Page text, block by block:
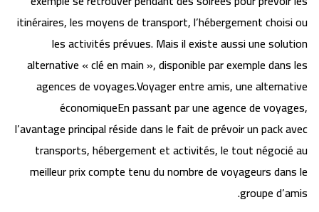
itinéraires, les moyens de transport, l’hébergement choisi ou
les activités prévues. Mais il existe aussi une solution
alternative « clé en main », disponible par exemple dans les
agences de voyages.Voyager entre amis, une alternative
économiqueEn passant par une agence de voyages,
l’avantage principal réside dans le fait de prévoir un pack avec
transports, hébergement et activités, le tout négocié au
meilleur prix compte tenu du nombre de voyageurs dans le
groupe d’amis.